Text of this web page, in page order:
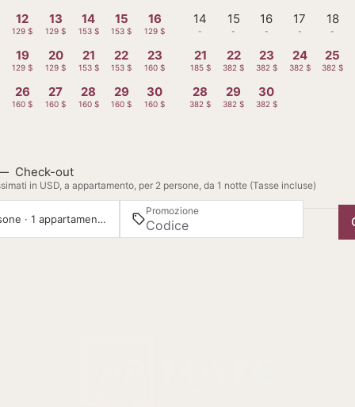
12
129 $
13
129 $
14
153 $
15
153 $
16
129 $
19
129 $
20
129 $
21
153 $
22
153 $
23
160 $
26
160 $
27
160 $
28
160 $
29
160 $
30
160 $
14
-
15
-
16
-
17
-
18
-
21
185 $
22
382 $
23
382 $
24
382 $
25
382 $
28
382 $
29
382 $
30
382 $
Check-out
in USD, a appartamento, per 2 persone, da 1 notte (Tasse incluse)
2 persone · 1 appartamento
Promozione